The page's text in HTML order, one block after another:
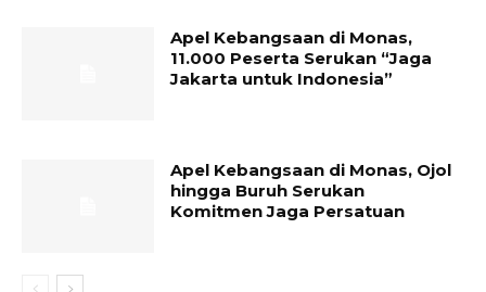
Apel Kebangsaan di Monas,
11.000 Peserta Serukan “Jaga
Jakarta untuk Indonesia”
Apel Kebangsaan di Monas, Ojol
hingga Buruh Serukan
Komitmen Jaga Persatuan